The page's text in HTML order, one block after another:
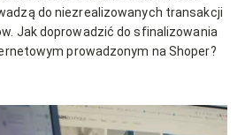
do niezrealizowanych transakcji
Jak doprowadzić do sfinalizowania
prowadzonym na Shoper?